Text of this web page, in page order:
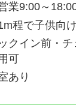
業9:00～
程で子供向け
クイン前・
可
あり